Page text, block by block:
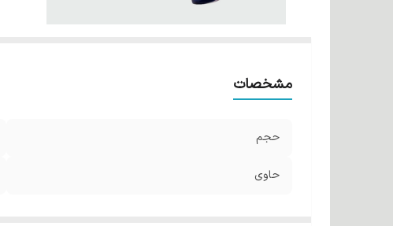
مشخصات
حجم
حاوی